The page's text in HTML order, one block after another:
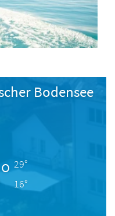
Bodensee
29°
16°